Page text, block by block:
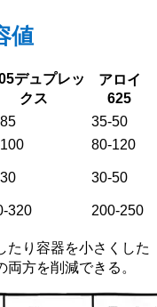
値
デュプレッ
クス
アロイ
625
35-50
80-120
30-50
320 200-250
たり容器を小さくした
方を削減できる。